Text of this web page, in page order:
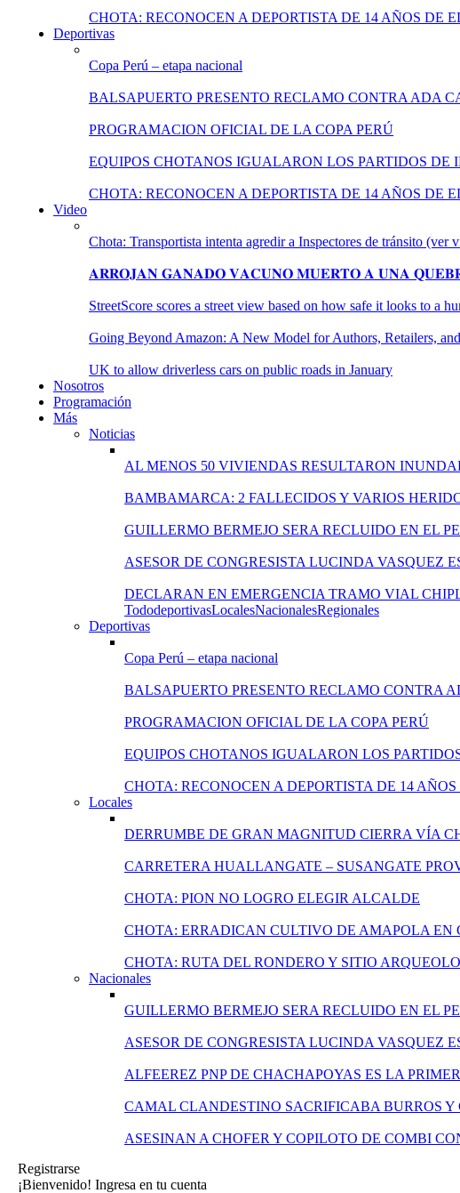
CHOTA: RECONOCEN A DEPORTISTA DE 14 AÑOS DE
Deportivas
Copa Perú – etapa nacional
BALSAPUERTO PRESENTO RECLAMO CONTRA ADA
PROGRAMACION OFICIAL DE LA COPA PERÚ
EQUIPOS CHOTANOS IGUALARON LOS PARTIDOS DE
CHOTA: RECONOCEN A DEPORTISTA DE 14 AÑOS DE
Video
Chota: Transportista intenta agredir a Inspectores de tránsito (ver
𝐀𝐑𝐑𝐎𝐉𝐀𝐍 𝐆𝐀𝐍𝐀𝐃𝐎 𝐕𝐀𝐂𝐔𝐍𝐎 𝐌𝐔𝐄𝐑𝐓𝐎 𝐀 𝐔𝐍𝐀
StreetScore scores a street view based on how safe it looks to a
Going Beyond Amazon: A New Model for Authors, Retailers,
UK to allow driverless cars on public roads in January
Nosotros
Programación
Más
Noticias
AL MENOS 50 VIVIENDAS RESULTARON
BAMBAMARCA: 2 FALLECIDOS Y VARIOS
GUILLERMO BERMEJO SERA RECLUIDO EN EL
ASESOR DE CONGRESISTA LUCINDA VASQUEZ
DECLARAN EN EMERGENCIA TRAMO VIAL
TododeportivasLocalesNacionalesRegionales
Deportivas
Copa Perú – etapa nacional
BALSAPUERTO PRESENTO RECLAMO CONTRA
PROGRAMACION OFICIAL DE LA COPA PERÚ
EQUIPOS CHOTANOS IGUALARON LOS
CHOTA: RECONOCEN A DEPORTISTA DE 14
Locales
DERRUMBE DE GRAN MAGNITUD CIERRA VÍA
CARRETERA HUALLANGATE – SUSANGATE
CHOTA: PION NO LOGRO ELEGIR ALCALDE
CHOTA: ERRADICAN CULTIVO DE AMAPOLA EN
CHOTA: RUTA DEL RONDERO Y SITIO
Nacionales
GUILLERMO BERMEJO SERA RECLUIDO EN EL
ASESOR DE CONGRESISTA LUCINDA VASQUEZ
ALFEEREZ PNP DE CHACHAPOYAS ES LA
CAMAL CLANDESTINO SACRIFICABA BURROS
ASESINAN A CHOFER Y COPILOTO DE COMBI
Registrarse
¡Bienvenido! Ingresa en tu cuenta